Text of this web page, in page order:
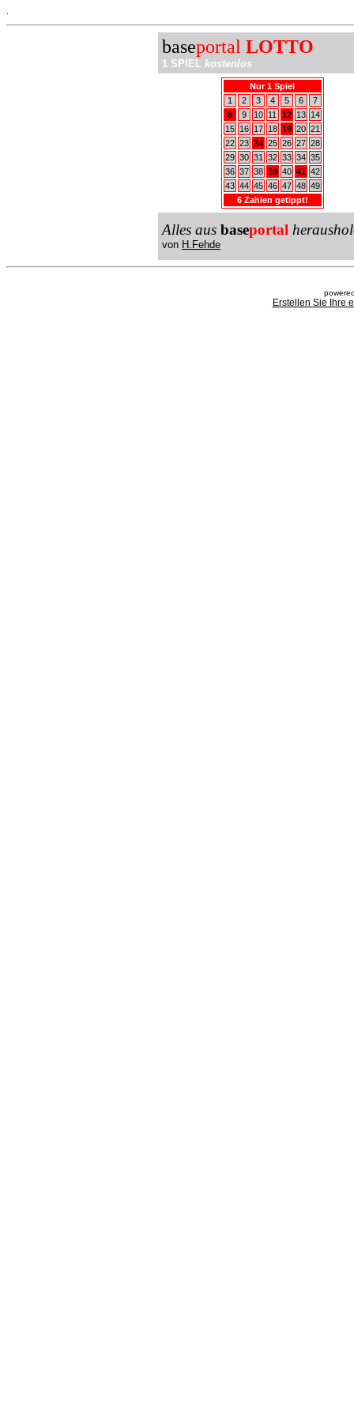
baseportal LOTTO
1 SPIEL kostenlos
Nur 1 Spiel
1
2 3 4 5 6
7
8
9 10 11 12 13
14
15
16 17 18 19 20 21
22 23 24 25 26 27 28
29 30 31 32 33 34 35
36 37 38 39 40 41 42
43 44 45 46 47 48 49
6 Zahlen getippt!
Alles aus baseportal
von H.Fehde
Erstellen Sie Ihre